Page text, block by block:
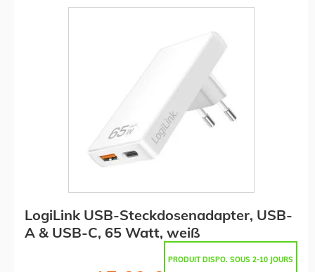
LogiLink USB-Steckdosenadapter, USB-
A & USB-C, 65 Watt, weiß
PRODUIT DISPO. SOUS 2-10 JOURS